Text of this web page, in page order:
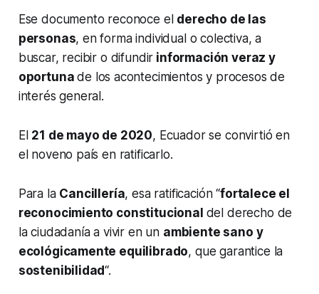
Ese documento reconoce el derecho de las
personas, en forma individual o colectiva, a
buscar, recibir o difundir información veraz y
oportunade los acontecimientos y procesos de
interés general.
El 21 de mayo de 2020, Ecuador se convirtió en
el noveno país en ratificarlo.
Para la Cancillería, esa ratificación “fortalece el
reconocimiento constitucional del derecho de
la ciudadanía a vivir en un ambiente sano y
ecológicamente equilibrado, que garantice la
sostenibilidad“.